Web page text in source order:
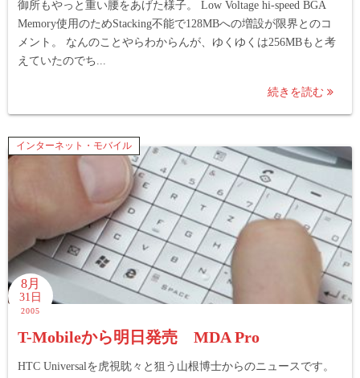
御所もやっと重い腰をあげた様子。 Low Voltage hi-speed BGA
Memory使用のためStacking不能で128MBへの増設が限界とのコ
メント。 なんのことやらわからんが、ゆくゆくは256MBもと考
えていたのでち...
続きを読む
インターネット・モバイル
8月
31日
2005
T-Mobileから明日発売 MDA Pro
HTC Universalを虎視眈々と狙う山根博士からのニュースです。